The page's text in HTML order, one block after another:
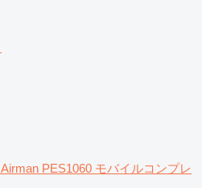
Airman PES1060 モバイルコンプレ